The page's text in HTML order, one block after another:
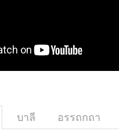
บาลี อรรถกถา